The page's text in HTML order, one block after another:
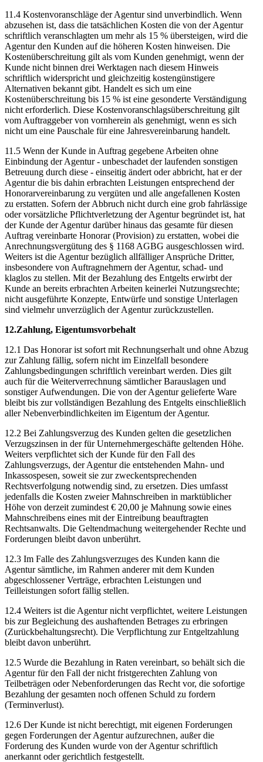
11.4 Kostenvoranschläge der Agentur sind unverbindlich. Wenn
abzusehen ist, dass die tatsächlichen Kosten die von der Agentur
schriftlich veranschlagten um mehr als 15 % übersteigen, wird die
Agentur den Kunden auf die höheren Kosten hinweisen. Die
Kostenüberschreitung gilt als vom Kunden genehmigt, wenn der
Kunde nicht binnen drei Werktagen nach diesem Hinweis
schriftlich widerspricht und gleichzeitig kostengünstigere
Alternativen bekannt gibt. Handelt es sich um eine
Kostenüberschreitung bis 15 % ist eine gesonderte Verständigung
nicht erforderlich. Diese Kostenvoranschlagsüberschreitung gilt
vom Auftraggeber von vornherein als genehmigt, wenn es sich
nicht um eine Pauschale für eine Jahresvereinbarung handelt.
11.5 Wenn der Kunde in Auftrag gegebene Arbeiten ohne
Einbindung der Agentur - unbeschadet der laufenden sonstigen
Betreuung durch diese - einseitig ändert oder abbricht, hat er der
Agentur die bis dahin erbrachten Leistungen entsprechend der
Honorarvereinbarung zu vergüten und alle angefallenen Kosten
zu erstatten. Sofern der Abbruch nicht durch eine grob fahrlässige
oder vorsätzliche Pflichtverletzung der Agentur begründet ist, hat
der Kunde der Agentur darüber hinaus das gesamte für diesen
Auftrag vereinbarte Honorar (Provision) zu erstatten, wobei die
Anrechnungsvergütung des § 1168 AGBG ausgeschlossen wird.
Weiters ist die Agentur bezüglich allfälliger Ansprüche Dritter,
insbesondere von Auftragnehmern der Agentur, schad- und
klaglos zu stellen. Mit der Bezahlung des Entgelts erwirbt der
Kunde an bereits erbrachten Arbeiten keinerlei Nutzungsrechte;
nicht ausgeführte Konzepte, Entwürfe und sonstige Unterlagen
sind vielmehr unverzüglich der Agentur zurückzustellen.
12.Zahlung, Eigentumsvorbehalt
12.1 Das Honorar ist sofort mit Rechnungserhalt und ohne Abzug
zur Zahlung fällig, sofern nicht im Einzelfall besondere
Zahlungsbedingungen schriftlich vereinbart werden. Dies gilt
auch für die Weiterverrechnung sämtlicher Barauslagen und
sonstiger Aufwendungen. Die von der Agentur gelieferte Ware
bleibt bis zur vollständigen Bezahlung des Entgelts einschließlich
aller Nebenverbindlichkeiten im Eigentum der Agentur.
12.2 Bei Zahlungsverzug des Kunden gelten die gesetzlichen
Verzugszinsen in der für Unternehmergeschäfte geltenden Höhe.
Weiters verpflichtet sich der Kunde für den Fall des
Zahlungsverzugs, der Agentur die entstehenden Mahn- und
Inkassospesen, soweit sie zur zweckentsprechenden
Rechtsverfolgung notwendig sind, zu ersetzen. Dies umfasst
jedenfalls die Kosten zweier Mahnschreiben in marktüblicher
Höhe von derzeit zumindest € 20,00 je Mahnung sowie eines
Mahnschreibens eines mit der Eintreibung beauftragten
Rechtsanwalts. Die Geltendmachung weitergehender Rechte und
Forderungen bleibt davon unberührt.
12.3 Im Falle des Zahlungsverzuges des Kunden kann die
Agentur sämtliche, im Rahmen anderer mit dem Kunden
abgeschlossener Verträge, erbrachten Leistungen und
Teilleistungen sofort fällig stellen.
12.4 Weiters ist die Agentur nicht verpflichtet, weitere Leistungen
bis zur Begleichung des aushaftenden Betrages zu erbringen
(Zurückbehaltungsrecht). Die Verpflichtung zur Entgeltzahlung
bleibt davon unberührt.
12.5 Wurde die Bezahlung in Raten vereinbart, so behält sich die
Agentur für den Fall der nicht fristgerechten Zahlung von
Teilbeträgen oder Nebenforderungen das Recht vor, die sofortige
Bezahlung der gesamten noch offenen Schuld zu fordern
(Terminverlust).
12.6 Der Kunde ist nicht berechtigt, mit eigenen Forderungen
gegen Forderungen der Agentur aufzurechnen, außer die
Forderung des Kunden wurde von der Agentur schriftlich
anerkannt oder gerichtlich festgestellt.